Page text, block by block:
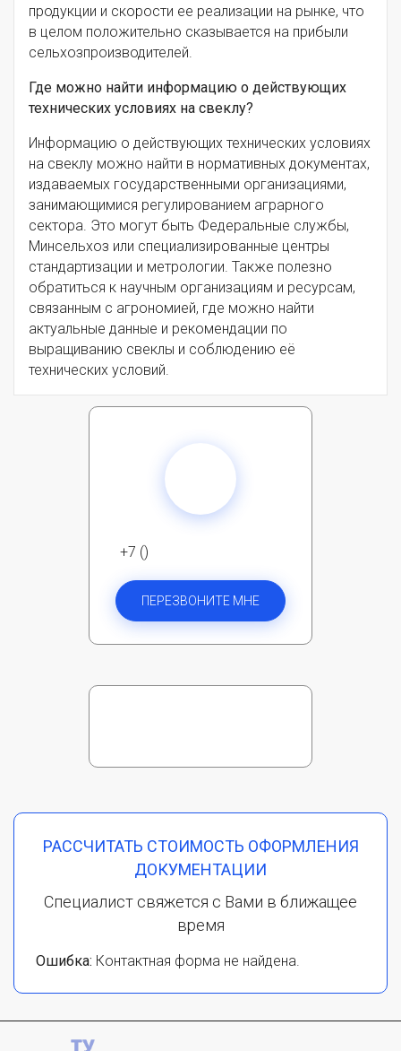
продукции и скорости ее реализации на рынке, что
в целом положительно сказывается на прибыли
сельхозпроизводителей.
Где можно найти информацию о действующих
технических условиях на свеклу?
Информацию о действующих технических условиях
на свеклу можно найти в нормативных документах,
издаваемых государственными организациями,
занимающимися регулированием аграрного
сектора. Это могут быть Федеральные службы,
Минсельхоз или специализированные центры
стандартизации и метрологии. Также полезно
обратиться к научным организациям и ресурсам,
связанным с агрономией, где можно найти
актуальные данные и рекомендации по
выращиванию свеклы и соблюдению её
технических условий.
+7 ()
ПЕРЕЗВОНИТЕ МНЕ
РАССЧИТАТЬ СТОИМОСТЬ ОФОРМЛЕНИЯ
ДОКУМЕНТАЦИИ
Специалист свяжется с Вами в ближащее
время
Ошибка: Контактная форма не найдена.